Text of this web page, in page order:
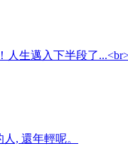
人生邁入下半段了
, 還年輕呢。